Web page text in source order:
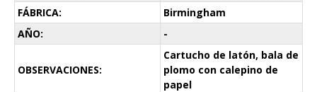
FÁBRICA:
Birmingham
AÑO:
-
OBSERVACIONES:
Cartucho de latón, bala de
plomo con calepino de
papel